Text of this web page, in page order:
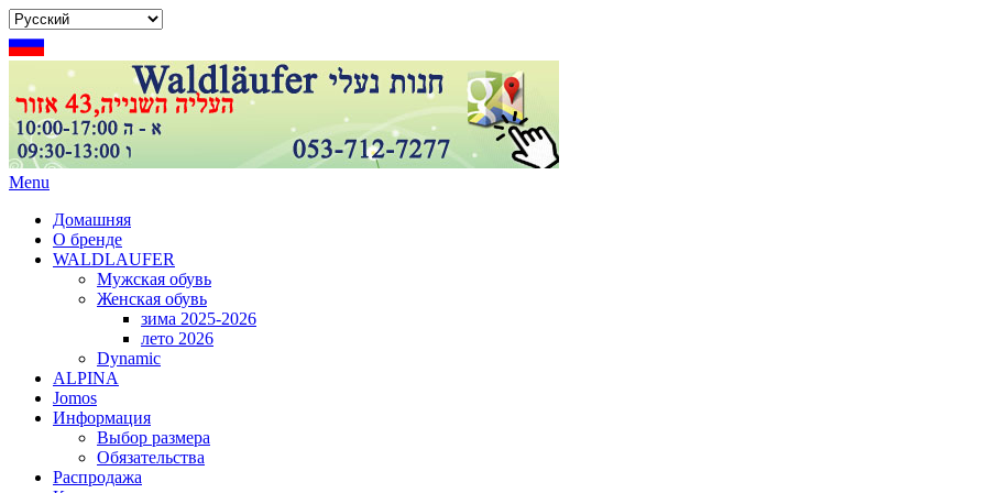
Menu
Домашняя
О бренде
WALDLAUFER
Мужская обувь
Женская обувь
зима 2025-2026
лето 2026
Dynamic
ALPINA
Jomos
Информация
Выбор размера
Обязательства
Распродажа